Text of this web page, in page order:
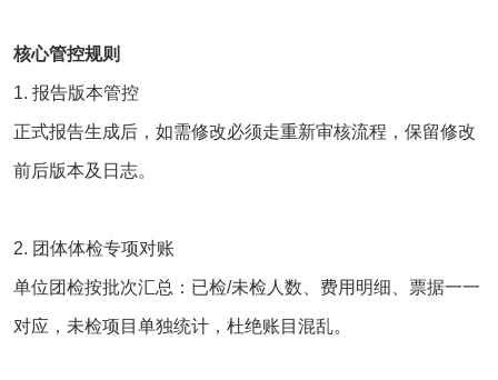
核心管控规则
1. 报告版本管控
正式报告生成后，如需修改必须走重新审核流程，保留修改
前后版本及日志。
2. 团体体检专项对账
单位团检按批次汇总：已检/未检人数、费用明细、票据一一
对应，未检项目单独统计，杜绝账目混乱。